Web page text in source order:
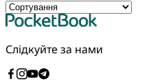
Слідкуйте за нами